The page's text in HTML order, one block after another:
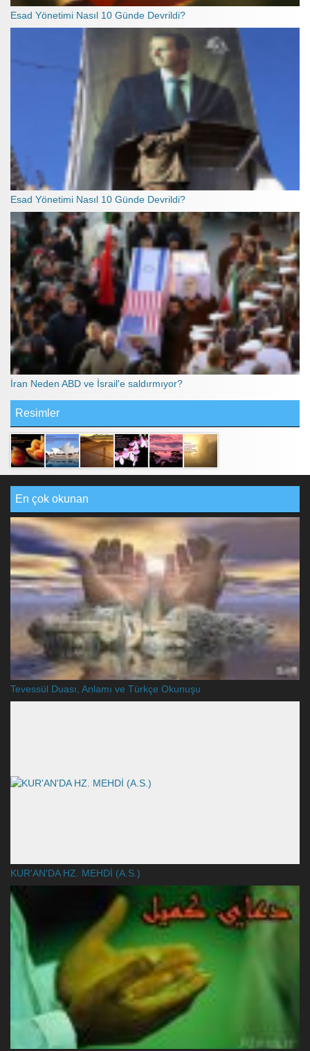
Esad Yönetimi Nasıl 10 Günde Devrildi?
Esad Yönetimi Nasıl 10 Günde Devrildi?
İran Neden ABD ve İsrail'e saldırmıyor?
Resimler
En çok okunan
Tevessül Duası, Anlamı ve Türkçe Okunuşu
KUR'AN'DA HZ. MEHDİ (A.S.)